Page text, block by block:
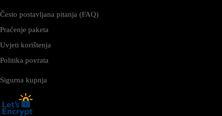
Često postavljana pitanja (FAQ)
Praćenje paketa
Uvjeti korištenja
Politika povrata
Sigurna kupnja